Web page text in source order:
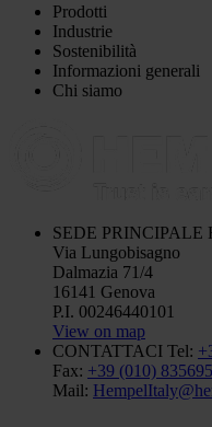
Prodotti
Industrie
Sostenibilità
Informazioni generali
Chi siamo
SEDE PRINCIPALE
Via Lungobisagno
Dalmazia 71/4
16141 Genova
P.I. 00246440101
View on map
CONTATTACI Tel:
Fax: +39 (010)
Mail: